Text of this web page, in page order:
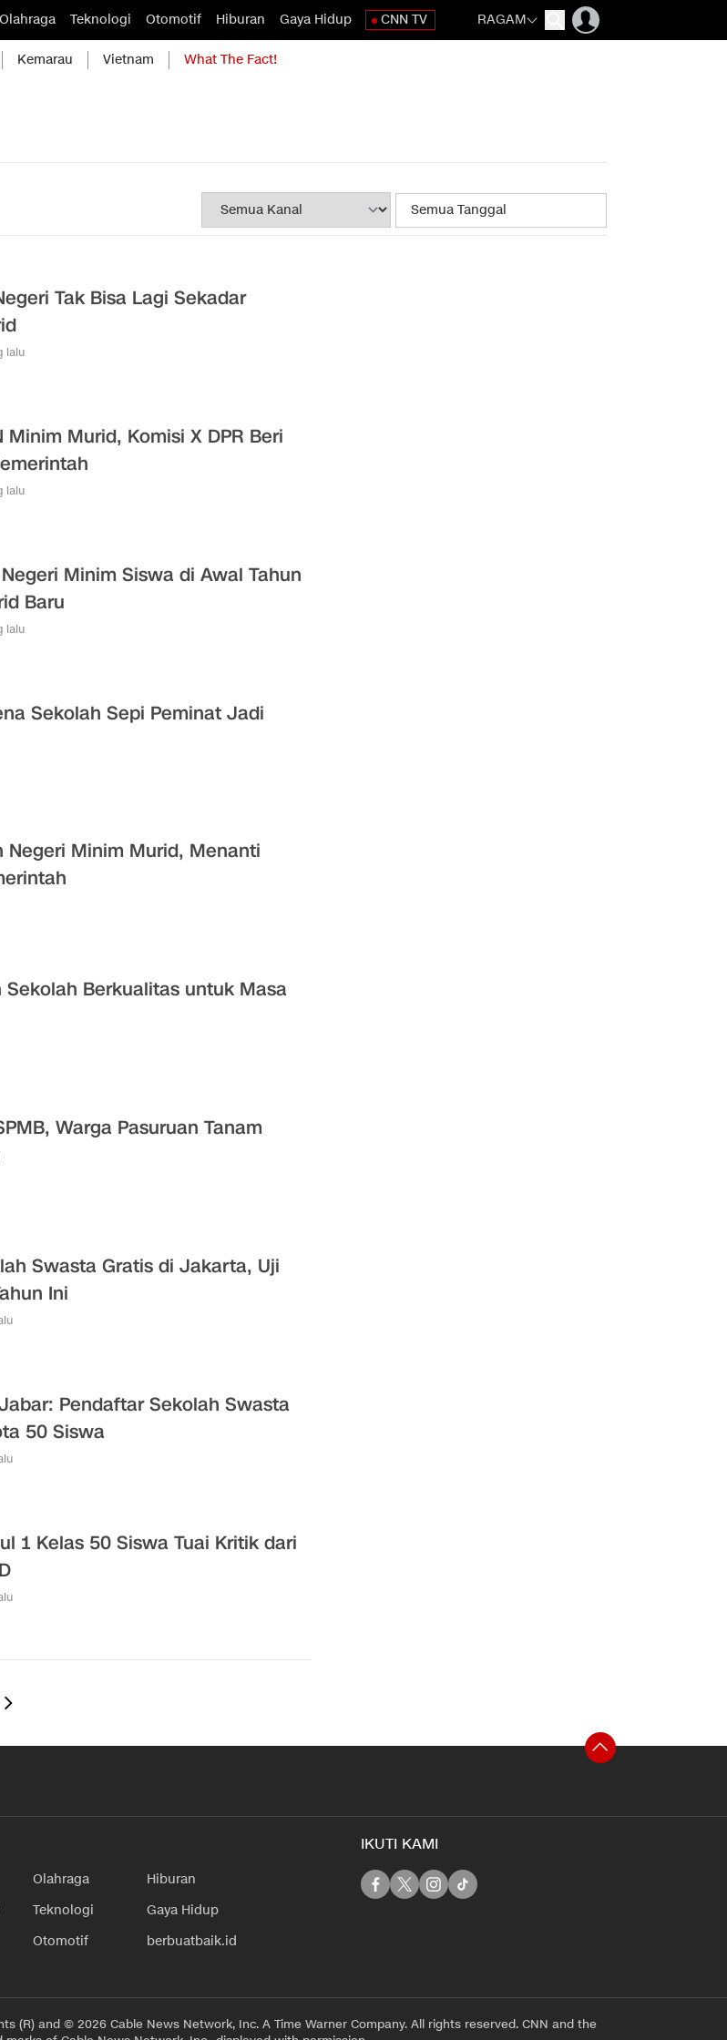
Olahraga Teknologi Otomotif Hiburan Gaya Hidup CNN TV RAGAM
Kemarau Vietnam What The Fact!
Tak Bisa Lagi Sekadar
lalu
Minim Murid, Komisi X DPR Beri
lalu
Minim Siswa di Awal Tahun
Baru
lalu
Sekolah Sepi Peminat Jadi
Negeri Minim Murid, Menanti
Sekolah Berkualitas untuk Masa
Warga Pasuruan Tanam
Swasta Gratis di Jakarta, Uji
Ini
Pendaftar Sekolah Swasta
50 Siswa
1 Kelas 50 Siswa Tuai Kritik dari
Olahraga
Teknologi
Otomotif
Hiburan
Gaya Hidup
berbuatbaik.id
IKUTI KAMI
(R) and © 2026 Cable News Network, Inc. A Time Warner Company. All rights reserved. CNN and the